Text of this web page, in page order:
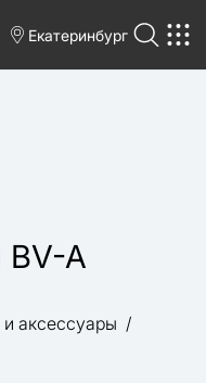
Екатеринбург
BV-A
аксессуары